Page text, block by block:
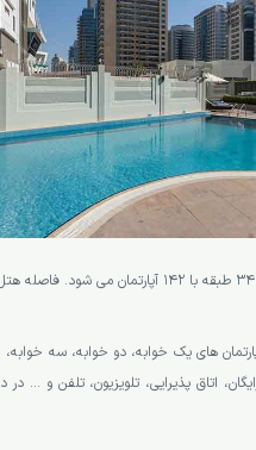
هتل به مراکز تجاری دبی نزدیک است و شامل 34 طبقه
های یک خوابه، دو خوابه، سه
رایگان، اتاق پذیرایی، تلویزیون، تلفن